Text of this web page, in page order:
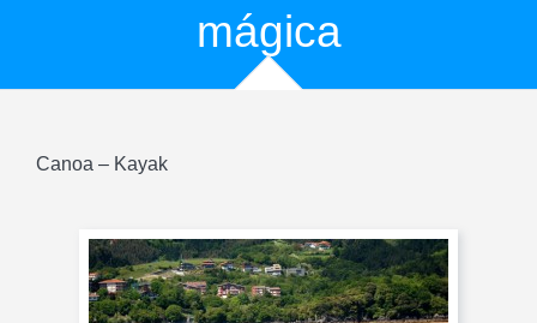
mágica
Canoa – Kayak